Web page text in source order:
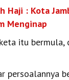
Haji : Kota
Menginap
itu
persoalannya